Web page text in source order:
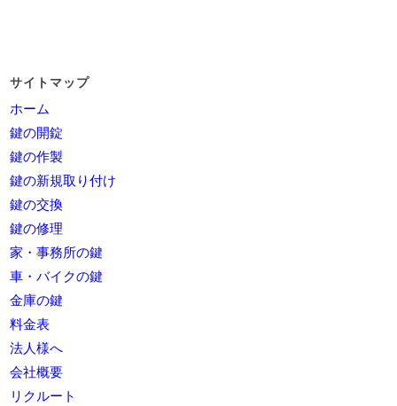
サイトマップ
ホーム
鍵の開錠
鍵の作製
鍵の新規取り付け
鍵の交換
鍵の修理
家・事務所の鍵
車・バイクの鍵
金庫の鍵
料金表
法人様へ
会社概要
リクルート